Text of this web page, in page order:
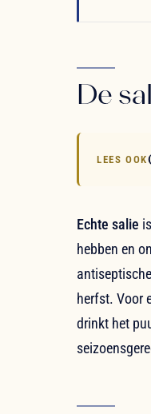
De
LEES OOK
Echte salie
hebben en
herfst. Voor
drinkt het